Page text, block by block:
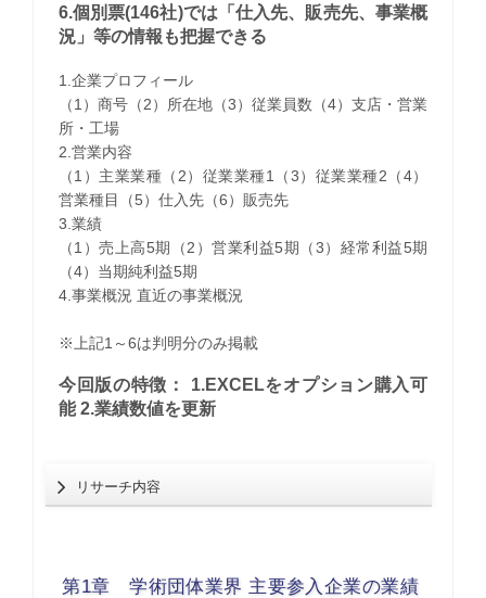
6.個別票(146社)では「仕入先、販売先、事業概
況」等の情報も把握できる
1.企業プロフィール
（1）商号（2）所在地（3）従業員数（4）支店・営業
所・工場
2.営業内容
（1）主業業種（2）従業業種1（3）従業業種2（4）
営業種目（5）仕入先（6）販売先
3.業績
（1）売上高5期（2）営業利益5期（3）経常利益5期
（4）当期純利益5期
4.事業概況 直近の事業概況
※上記1～6は判明分のみ掲載
今回版の特徴： 1.EXCELをオプション購入可
能 2.業績数値を更新
リサーチ内容
第1章 学術団体業界 主要参入企業の業績